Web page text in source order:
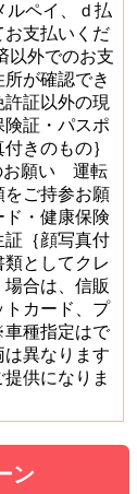
ルペイ、ｄ払
お支払いくだ
以外でのお支
が確認でき
証以外の現
証・パスポ
きのもの｝
お願い 運転
をご持参お願
・健康保険
証｛顔写真付
としてクレ
合は、信販
トカード、プ
種指定はで
は異なります
供になりま
ン